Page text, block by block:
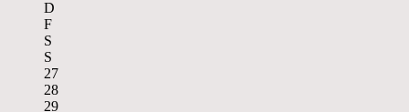
D
F
S
S
27
28
29